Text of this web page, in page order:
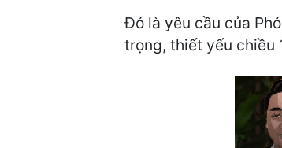
Đó là yêu cầu của
trọng, thiết yếu chiều